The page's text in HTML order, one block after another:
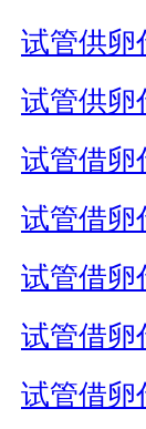
试管供卵
试管供卵
试管借卵
试管借卵
试管借卵
试管借卵
试管借卵